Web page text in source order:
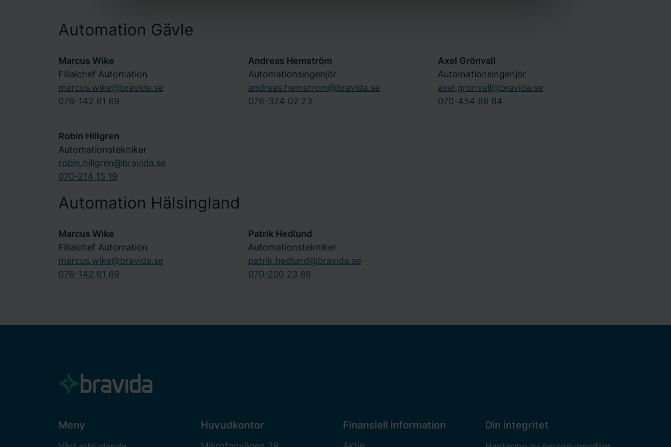
Automation Gävle
Marcus Wike
Filialchef Automation
marcus.wike@bravida.se
076-142 61 69
Andreas Hemström
Automationsingenjör
andreas.hemstrom@bravida.se
076-324 02 23
Axel Grönvall
Automationsingenjör
axel.gronvall@bravida.se
070-454 89 84
Robin Hillgren
Automationstekniker
robin.hillgren@bravida.se
070-214 15 19
Automation Hälsingland
Marcus Wike
Filialchef Automation
marcus.wike@bravida.se
076-142 61 69
Patrik Hedlund
Automationstekniker
patrik.hedlund@bravida.se
070-200 23 88
Meny Huvudkontor Finansiell information Din integritet